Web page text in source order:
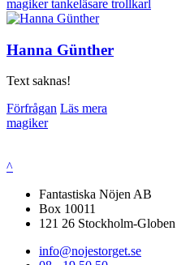
magikertankeläsare trollkarl
Hanna Günther
Text saknas!
Förfrågan Läs mera
magiker
^
Fantastiska Nöjen AB
Box 10011
121 26 Stockholm-Globen
info@nojestorget.se